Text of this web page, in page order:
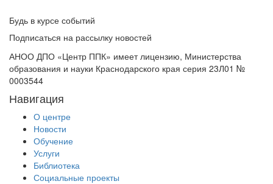
Будь в курсе событий
Подписаться на рассылку новостей
АНОО ДПО «Центр ППК» имеет лицензию, Министерства
образования и науки Краснодарского края серия 23Л01 №
0003544
Навигация
О центре
Новости
Обучение
Услуги
Библиотека
Социальные проекты